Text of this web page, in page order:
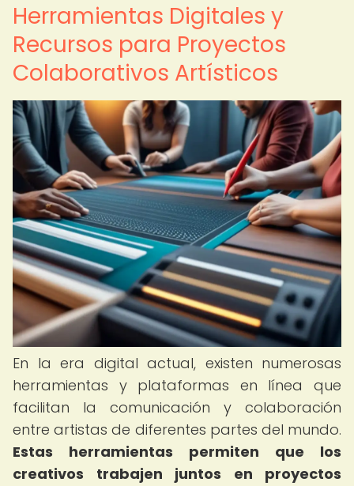
Herramientas Digitales y
Recursos para Proyectos
Colaborativos Artísticos
En la era digital actual, existen numerosas
herramientas y plataformas en línea que
facilitan la comunicación y colaboración
entre artistas de diferentes partes del mundo.
Estas herramientas permiten que los
creativos trabajen juntos en proyectos